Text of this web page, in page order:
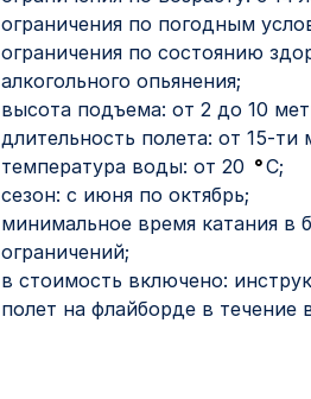
ограничения по погодным
ограничения по состоянию
алкогольного опьянения;
высота подъема: от 2 до 10
длительность полета: от 15-ти
температура воды: от 20 °С;
сезон: с июня по октябрь;
минимальное время катания в
ограничений;
в стоимость включено:
полет на флайборде в течение